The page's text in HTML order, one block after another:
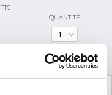
TTC
QUANTITÉ